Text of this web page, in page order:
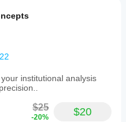
institutional analysis
$25
-20% $20